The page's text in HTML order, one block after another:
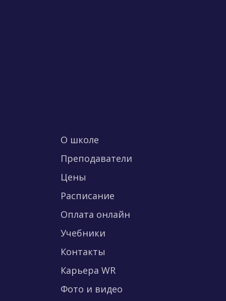
О школе
Преподаватели
Цены
Расписание
Оплата онлайн
Учебники
Контакты
Карьера WR
Фото и видео